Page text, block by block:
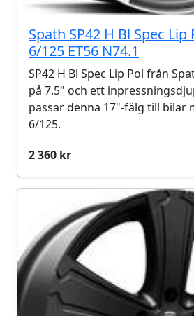
Spath SP42 H Bl Spec Lip
6/125 ET56 N74.1
SP42 H Bl Spec Lip Pol från
på 7.5" och ett
passar denna 17"-fälg till bilar
6/125.
2 360 kr